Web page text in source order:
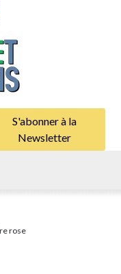
S'abonner à la
Newsletter
rose